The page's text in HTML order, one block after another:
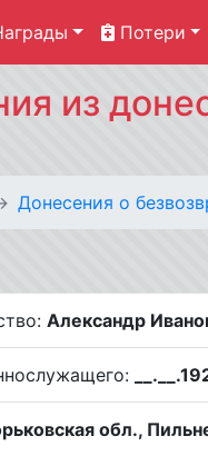
Потери
из
Донесения о
Александр
обл.,